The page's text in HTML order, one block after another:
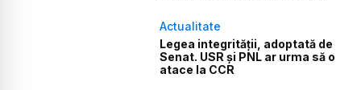
Actualitate
Legea integrității, adoptată de
Senat. USR și PNL ar urma să o
atace la CCR